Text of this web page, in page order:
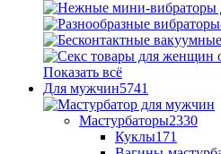
Показать всё
Для мужчин5741
Мастурбаторы2330
Куклы171